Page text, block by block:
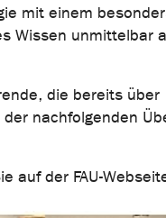
mit einem
Wissen unmittelbar
die bereits über
nachfolgenden
auf der FAU-